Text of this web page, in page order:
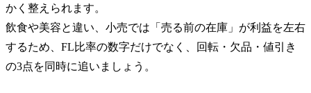
かく整えられます。
飲食や美容と違い、小売では「売る前の在庫」が利益を左右
するため、FL比率の数字だけでなく、回転・欠品・値引き
の3点を同時に追いましょう。